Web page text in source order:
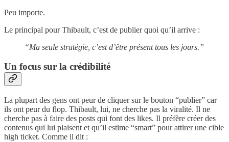
Peu importe.
Le principal pour Thibault, c’est de publier quoi qu’il arrive :
“Ma seule stratégie, c’est d’être présent tous les jours.”
Un focus sur la crédibilité
La plupart des gens ont peur de cliquer sur le bouton “publier” car
ils ont peur du flop. Thibault, lui, ne cherche pas la viralité. Il ne
cherche pas à faire des posts qui font des likes. Il préfère créer des
contenus qui lui plaisent et qu’il estime “smart” pour attirer une cible
high ticket. Comme il dit :